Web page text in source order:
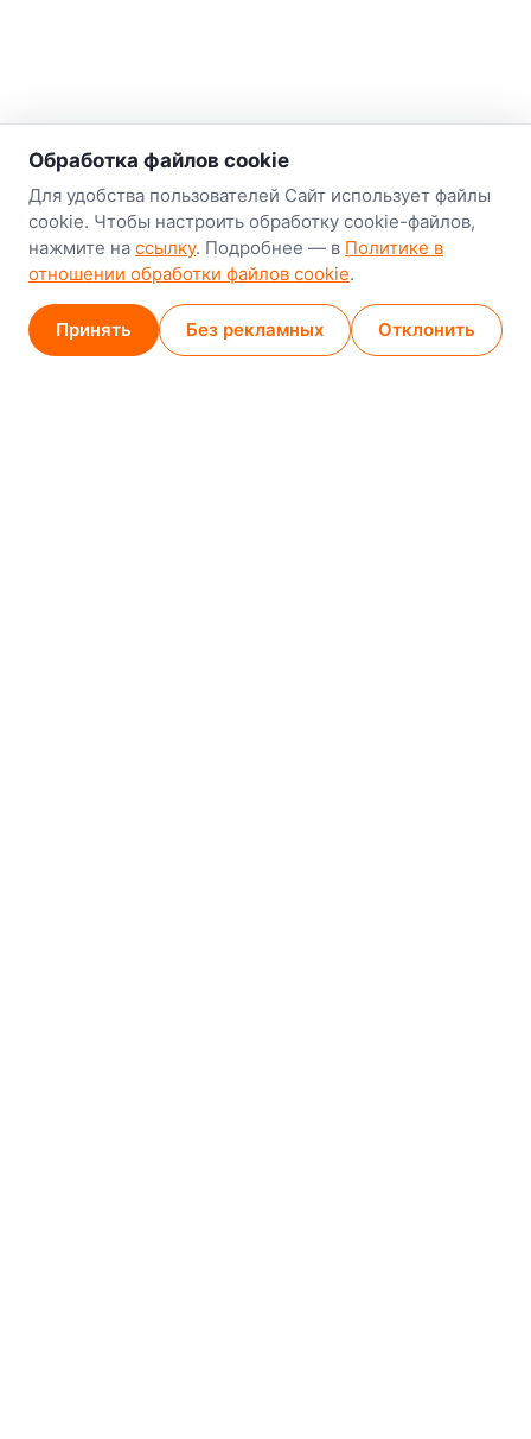
о нас
Наш склад-магазин:
Минск
8-й Путепроводный переулок, 5
GPS 53.924752, 27.489820
Карта проезда
Обработка файлов cookie
Для удобства пользователей Сайт использует файлы
cookie. Чтобы настроить обработку cookie-файлов,
нажмите на ссылку. Подробнее — в Политике в
отношении обработки файлов cookie.
Принять Без рекламных Отклонить